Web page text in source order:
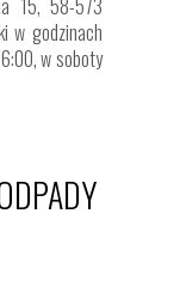
w godzinach
w soboty